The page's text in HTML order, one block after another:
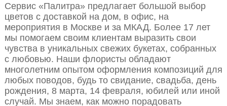
Сервис «Палитра» предлагает большой выбор
цветов с доставкой на дом, в офис, на
мероприятия в Москве и за МКАД. Более 17 лет
мы помогаем своим клиентам выразить свои
чувства в уникальных свежих букетах, собранных
с любовью. Наши флористы обладают
многолетним опытом оформления композиций для
любых поводов, будь то свидание, свадьба, день
рождения, 8 марта, 14 февраля, юбилей или иной
случай. Мы знаем, как можно порадовать